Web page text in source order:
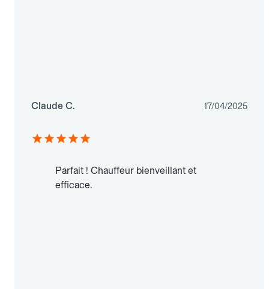
Claude C. 17/04/2025
Parfait ! Chauffeur bienveillant et
efficace.